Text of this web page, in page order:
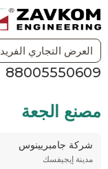
العرض التجاري الفريد
88005550609
للعملاء قائمة المراجع
مصنع الجعة
شركة جامبريينوس
مدينة إيجيفسك